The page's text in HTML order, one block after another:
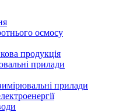
осмосу
продукція
прилади
прилади